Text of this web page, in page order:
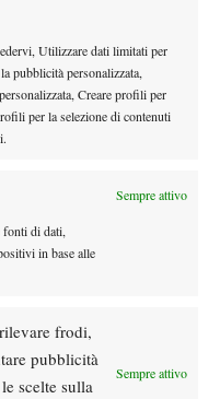
Utilizzare dati limitati per
pubblicità personalizzata,
Creare profili per
per la selezione di contenuti
Sempre attivo
fonti di dati,
in base alle
frodi,
pubblicità
scelte sulla
Sempre attivo
al primo turno